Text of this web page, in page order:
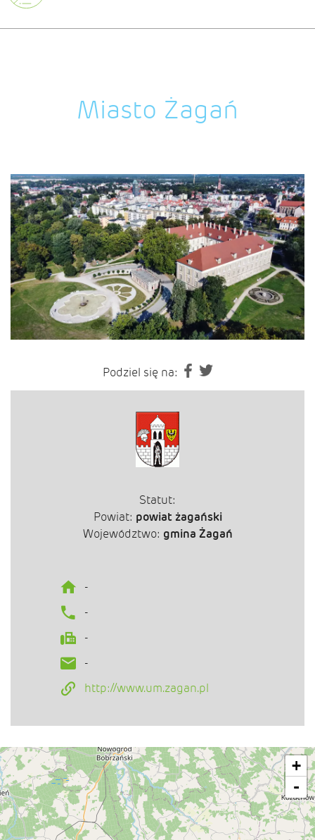
Miasto Żagań
Podziel się na:
Statut:
Powiat: powiat żagański
Województwo: gmina Żagań
-
-
-
-
http://www.um.zagan.pl
+
-